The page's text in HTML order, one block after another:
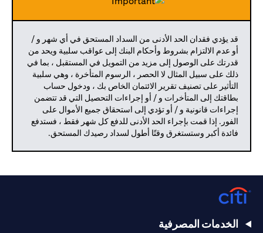
قد يؤدي فقدان الحد الأدنى من السداد المستحق في أي شهر و /
أو عدم الالتزام بشروط وأحكام البنك إلى عواقب سلبية ويحد من
قدرتك على الوصول إلى مزيد من التمويل في المستقبل ، بما في
ذلك على سبيل المثال لا الحصر ، الرسوم المتأخرة ، وهي سلبية
التأثير على تصنيف تقرير الائتمان الخاص بك ، ودخول حساب
بطاقتك إلى المتأخرات و / أو إجراءات التحصيل التي قد تتضمن
إجراءات قانونية و / أو تؤدي إلى استحقاق جميع الأموال على
الفور. إذا قمت بإجراء الحد الأدنى للدفع كل شهر فقط ، فستدفع
فائدة أكبر وستستغرق وقتًا أطول لسداد رصيدك المستحق.
الخدمات المصرفية